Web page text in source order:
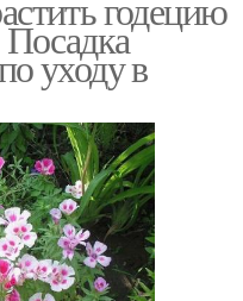
годецию
уходу в